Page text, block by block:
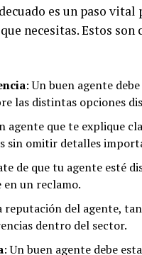
es un paso
necesitas. Estos
: Un buen agente
las distintas opciones
agente que te explique
sin omitir detalles
de que tu agente esté
en un reclamo.
reputación del agente,
dentro del sector.
: Un buen agente debe